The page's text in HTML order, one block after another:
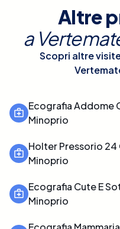
Altre
a
Scopri altre
Ecografia Addome
Minoprio
Holter Pressorio 24
Minoprio
Ecografia Cute E
Minoprio